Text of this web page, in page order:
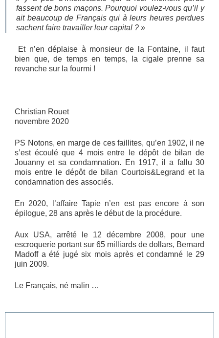
fassent de bons maçons. Pourquoi voulez-vous qu’il y
ait beaucoup de Français qui à leurs heures perdues
sachent faire travailler leur capital ? »
Et n’en déplaise à monsieur de la Fontaine, il faut
bien que, de temps en temps, la cigale prenne sa
revanche sur la fourmi !
Christian Rouet
novembre 2020
PS Notons, en marge de ces faillites, qu’en 1902, il ne
s’est écoulé que 4 mois entre le dépôt de bilan de
Jouanny et sa condamnation. En 1917, il a fallu 30
mois entre le dépôt de bilan Courtois&Legrand et la
condamnation des associés.
En 2020, l’affaire Tapie n’en est pas encore à son
épilogue, 28 ans après le début de la procédure.
Aux USA, arrêté le 12 décembre 2008, pour une
escroquerie portant sur 65 milliards de dollars, Bernard
Madoff a été jugé six mois après et condamné le 29
juin 2009.
Le Français, né malin …